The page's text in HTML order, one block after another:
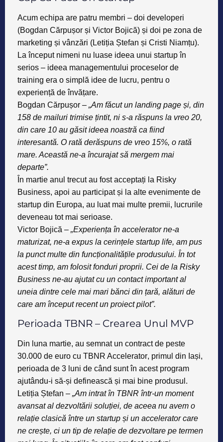
Acum echipa are patru membri – doi developeri
(Bogdan Cărpușor și Victor Bojică) și doi pe zona de
marketing și vânzări (Letiția Ștefan și Cristi Niamțu).
La început nimeni nu luase ideea unui startup în
serios – ideea managementului proceselor de
training era o simplă idee de lucru, pentru o
experiență de învățare.
Bogdan Cărpușor – „Am făcut un landing page și, din
158 de mailuri trimise țintit, ni s-a răspuns la vreo 20,
din care 10 au găsitideea noastră ca fiind
interesantă. O rată derăspuns de vreo 15%, o rată
mare. Această ne-a încurajat să mergem mai
departe”.
În martie anul trecut au fost acceptați la Risky
Business, apoi au participat și la alte evenimente de
startup din Europa, au luat mai multe premii, lucrurile
deveneau tot mai serioase.
Victor Bojică – „Experiența în acceleratorne-a
maturizat, ne-a expus la cerințele startup life, am pus
la punct multe din funcționalitățile produsului. În tot
acest timp, am folosit fonduri proprii. Cei de la Risky
Business ne-au ajutat cu un contact important al
uneia dintre cele mai mari bănci din țară, alături de
care am începutrecent un proiect pilot”.
Perioada TBNR – Crearea Unul MVP
Din luna martie, au semnat un contract de peste
30.000 de euro cu TBNR Accelerator, primul din Iași,
perioada de 3 luni de când sunt în acest program
ajutându-i să-și definească și mai bine produsul.
Letiția Ștefan – „Am intrat în TBNR într-un moment
avansat al dezvoltării soluției, de aceea nu avem o
relație clasică între un startup și un accelerator care
ne crește, ci un tip de relație de dezvoltare pe termen